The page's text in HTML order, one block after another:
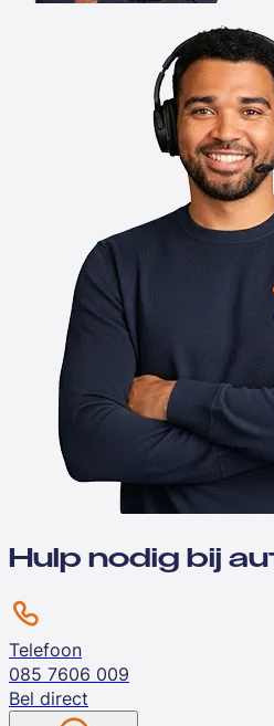
Hulp nodig bij
Telefoon
085 7606 009
Bel direct